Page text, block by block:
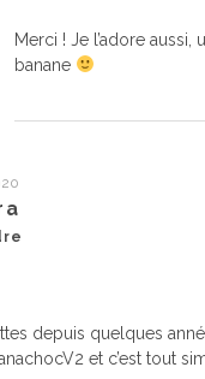
Merci ! Je l’adore
banane
depuis quelques
et c’est tout